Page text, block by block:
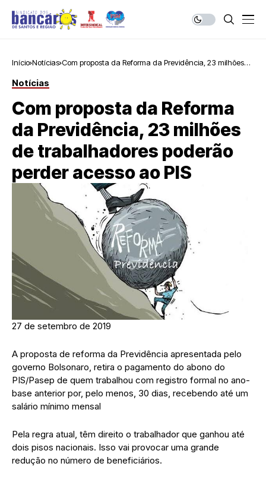
Início Notícias Com proposta da Reforma da Previdência, 23 milhões
Notícias
Com proposta da Reforma
da Previdência, 23 milhões
de trabalhadores poderão
perder acesso ao PIS
27 de setembro de 2019
A proposta de reforma da Previdência apresentada pelo
governo Bolsonaro, retira o pagamento do abono do
PIS/Pasep de quem trabalhou com registro formal no ano-
base anterior por, pelo menos, 30 dias, recebendo até um
salário mínimo mensal
Pela regra atual, têm direito o trabalhador que ganhou até
dois pisos nacionais. Isso vai provocar uma grande
redução no número de beneficiários.